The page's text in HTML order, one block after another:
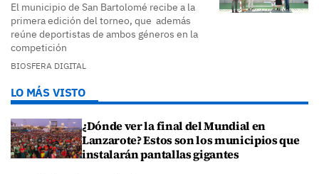
El municipio de San Bartolomé recibe a la
primera edición del torneo, que además
reúne deportistas de ambos géneros en la
competición
BIOSFERA DIGITAL
LO MÁS VISTO
¿Dónde ver la final del Mundial en
Lanzarote? Estos son los municipios que
instalarán pantallas gigantes